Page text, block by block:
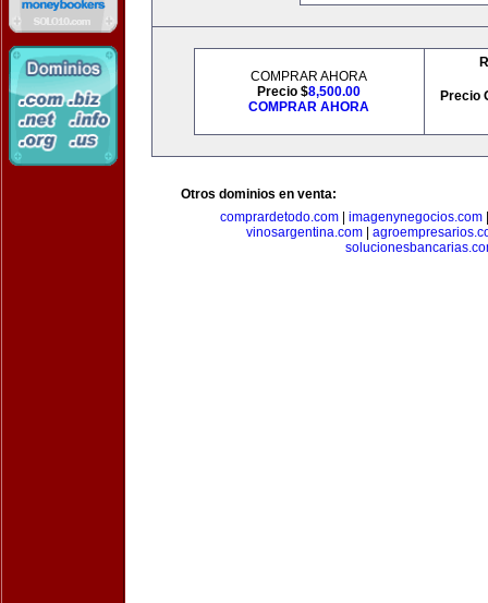
COMPRAR AHORA
Precio $8,500.00
COMPRAR AHORA
Precio
Otros dominios en venta:
comprardetodo.com
imagenynegocios.com
vinosargentina.com|